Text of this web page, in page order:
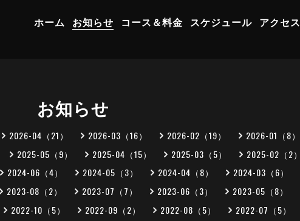
ホーム お知らせ コース＆料金 スケジュール アクセス
お知らせ
2026-04（21） 2026-03（16） 2026-02（19） 2026-01（8）
2025-05（9） 2025-04（15） 2025-03（5） 2025-02（2）
2024-06（4） 2024-05（3） 2024-04（8） 2024-03（6）
2023-08（2） 2023-07（7） 2023-06（3） 2023-05（8）
2022-10（5） 2022-09（2） 2022-08（5） 2022-07（5）